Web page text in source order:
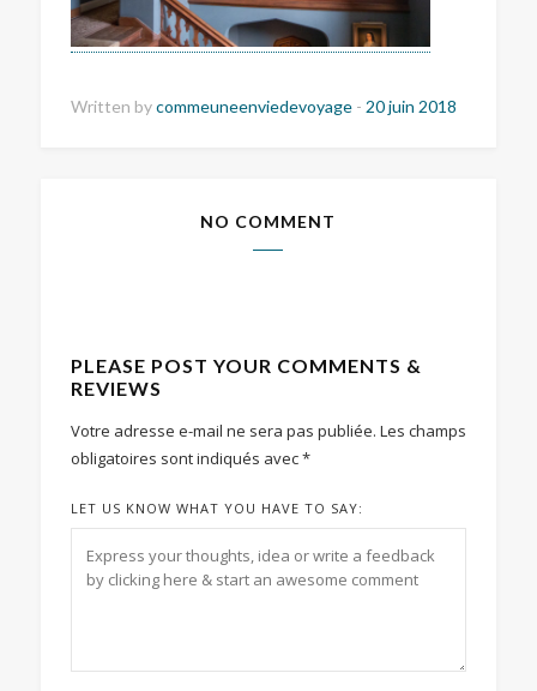
Written bycommeuneenviedevoyage - 20 juin 2018
NO COMMENT
PLEASE POST YOUR COMMENTS &
REVIEWS
Votre adresse e-mail ne sera pas publiée. Les champs
obligatoires sont indiqués avec*
LET US KNOW WHAT YOU HAVE TO SAY: